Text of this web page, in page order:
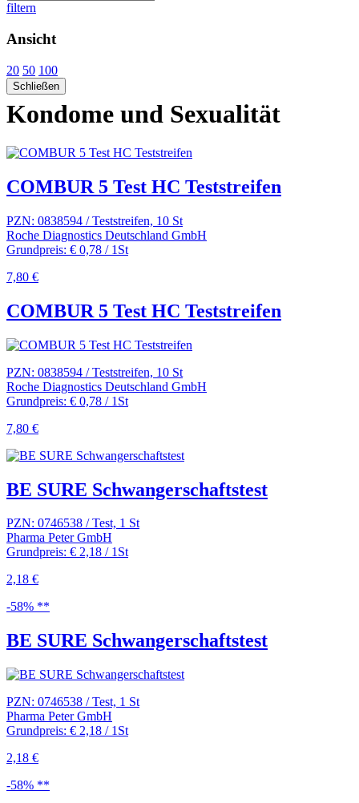
filtern
Ansicht
20 50 100
Schließen
Kondome und Sexualität
COMBUR 5 Test HC Teststreifen
PZN: 0838594 / Teststreifen, 10 St
Roche Diagnostics Deutschland GmbH
Grundpreis: € 0,78 / 1St
7,80 €
COMBUR 5 Test HC Teststreifen
PZN: 0838594 / Teststreifen, 10 St
Roche Diagnostics Deutschland GmbH
Grundpreis: € 0,78 / 1St
7,80 €
BE SURE Schwangerschaftstest
PZN: 0746538 / Test, 1 St
Pharma Peter GmbH
Grundpreis: € 2,18 / 1St
2,18 €
-58% **
BE SURE Schwangerschaftstest
PZN: 0746538 / Test, 1 St
Pharma Peter GmbH
Grundpreis: € 2,18 / 1St
2,18 €
-58% **